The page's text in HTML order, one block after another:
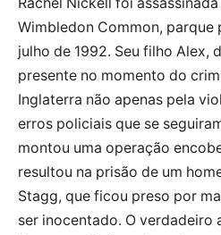
Wimbledon Common, parque
julho de 1992. Seu filho Alex,
presente no momento do
Inglaterra não apenas pela
erros policiais que se
montou uma operação
resultou na prisão de um
Stagg, que ficou preso por
ser inocentado. O verdadeiro